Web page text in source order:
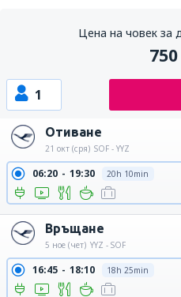
Цена на човек за
750
1
Отиване
21 окт (сря) SOF - YYZ
06:20 19:30 20h 10min
Връщане
5 ное (чет) YYZ - SOF
16:45 18:10 18h 25min